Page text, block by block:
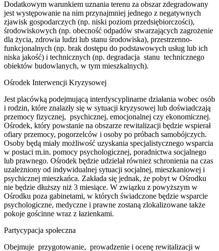
Dodatkowym warunkiem uznania terenu za obszar zdegradowany
jest występowanie na nim przynajmniej jednego z negatywnych
zjawisk gospodarczych (np. niski poziom przedsiębiorczości),
środowiskowych (np. obecność odpadów stwarzających zagrożenie
dla życia, zdrowia ludzi lub stanu środowiska), przestrzenno-
funkcjonalnych (np. brak dostępu do podstawowych usług lub ich
niska jakość) i technicznych (np. degradacja stanu technicznego
obiektów budowlanych, w tym mieszkalnych).
Ośrodek Interwencji Kryzysowej
Jest placówką podejmującą interdyscyplinarne działania wobec osób
i rodzin, które znalazły się w sytuacji kryzysowej lub doświadczają
przemocy fizycznej, psychicznej, emocjonalnej czy ekonomicznej.
Ośrodek, który powstanie na obszarze rewitalizacji będzie wspierał
ofiary przemocy, pogorzelców i osoby po próbach samobójczych.
Osoby będą miały możliwość uzyskania specjalistycznego wsparcia
w postaci m.in. pomocy psychologicznej, poradnictwa socjalnego
lub prawnego. Ośrodek będzie udzielał również schronienia na czas
uzależniony od indywidualnej sytuacji socjalnej, mieszkaniowej i
psychicznej mieszkańca. Zakłada się jednak, że pobyt w Ośrodku
nie będzie dłuższy niż 3 miesiące. W związku z powyższym w
Ośrodku poza gabinetami, w których świadczone będzie wsparcie
psychologiczne, medyczne i prawne zostaną zlokalizowane także
pokoje gościnne wraz z łazienkami.
Partycypacja społeczna
Obejmuje przygotowanie, prowadzenie i ocenę rewitalizacji w